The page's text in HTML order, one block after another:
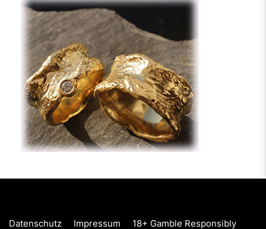
Datenschutz Impressum 18+ Gamble Responsibly